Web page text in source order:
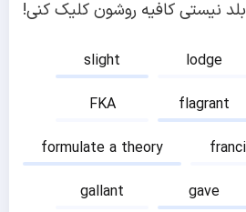
نیستی کافیه روشون کلیک کنی!
slight lodge
FKA
flagrant
formulate a theory
gallant
gave